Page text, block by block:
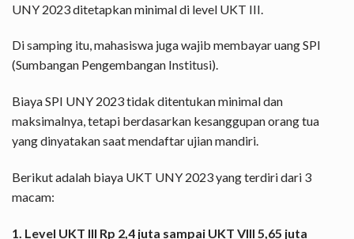
UNY 2023 ditetapkan minimal di level UKT III.
Di samping itu, mahasiswa juga wajib membayar uang SPI
(Sumbangan Pengembangan Institusi).
Biaya SPI UNY 2023 tidak ditentukan minimal dan
maksimalnya, tetapi berdasarkan kesanggupan orang tua
yang dinyatakan saat mendaftar ujian mandiri.
Berikut adalah biaya UKT UNY 2023 yang terdiri dari 3
macam:
1. Level UKT III Rp 2,4 juta sampai UKT VIII 5,65 juta